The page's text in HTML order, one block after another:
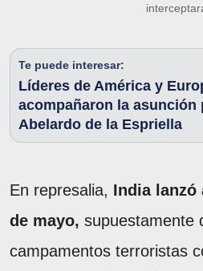
Te puede interesar:
Líderes de América y
acompañaron la asunción
Abelardo de la Espriella
En represalia, India lanzó
de mayo, supuestamente
campamentos terroristas